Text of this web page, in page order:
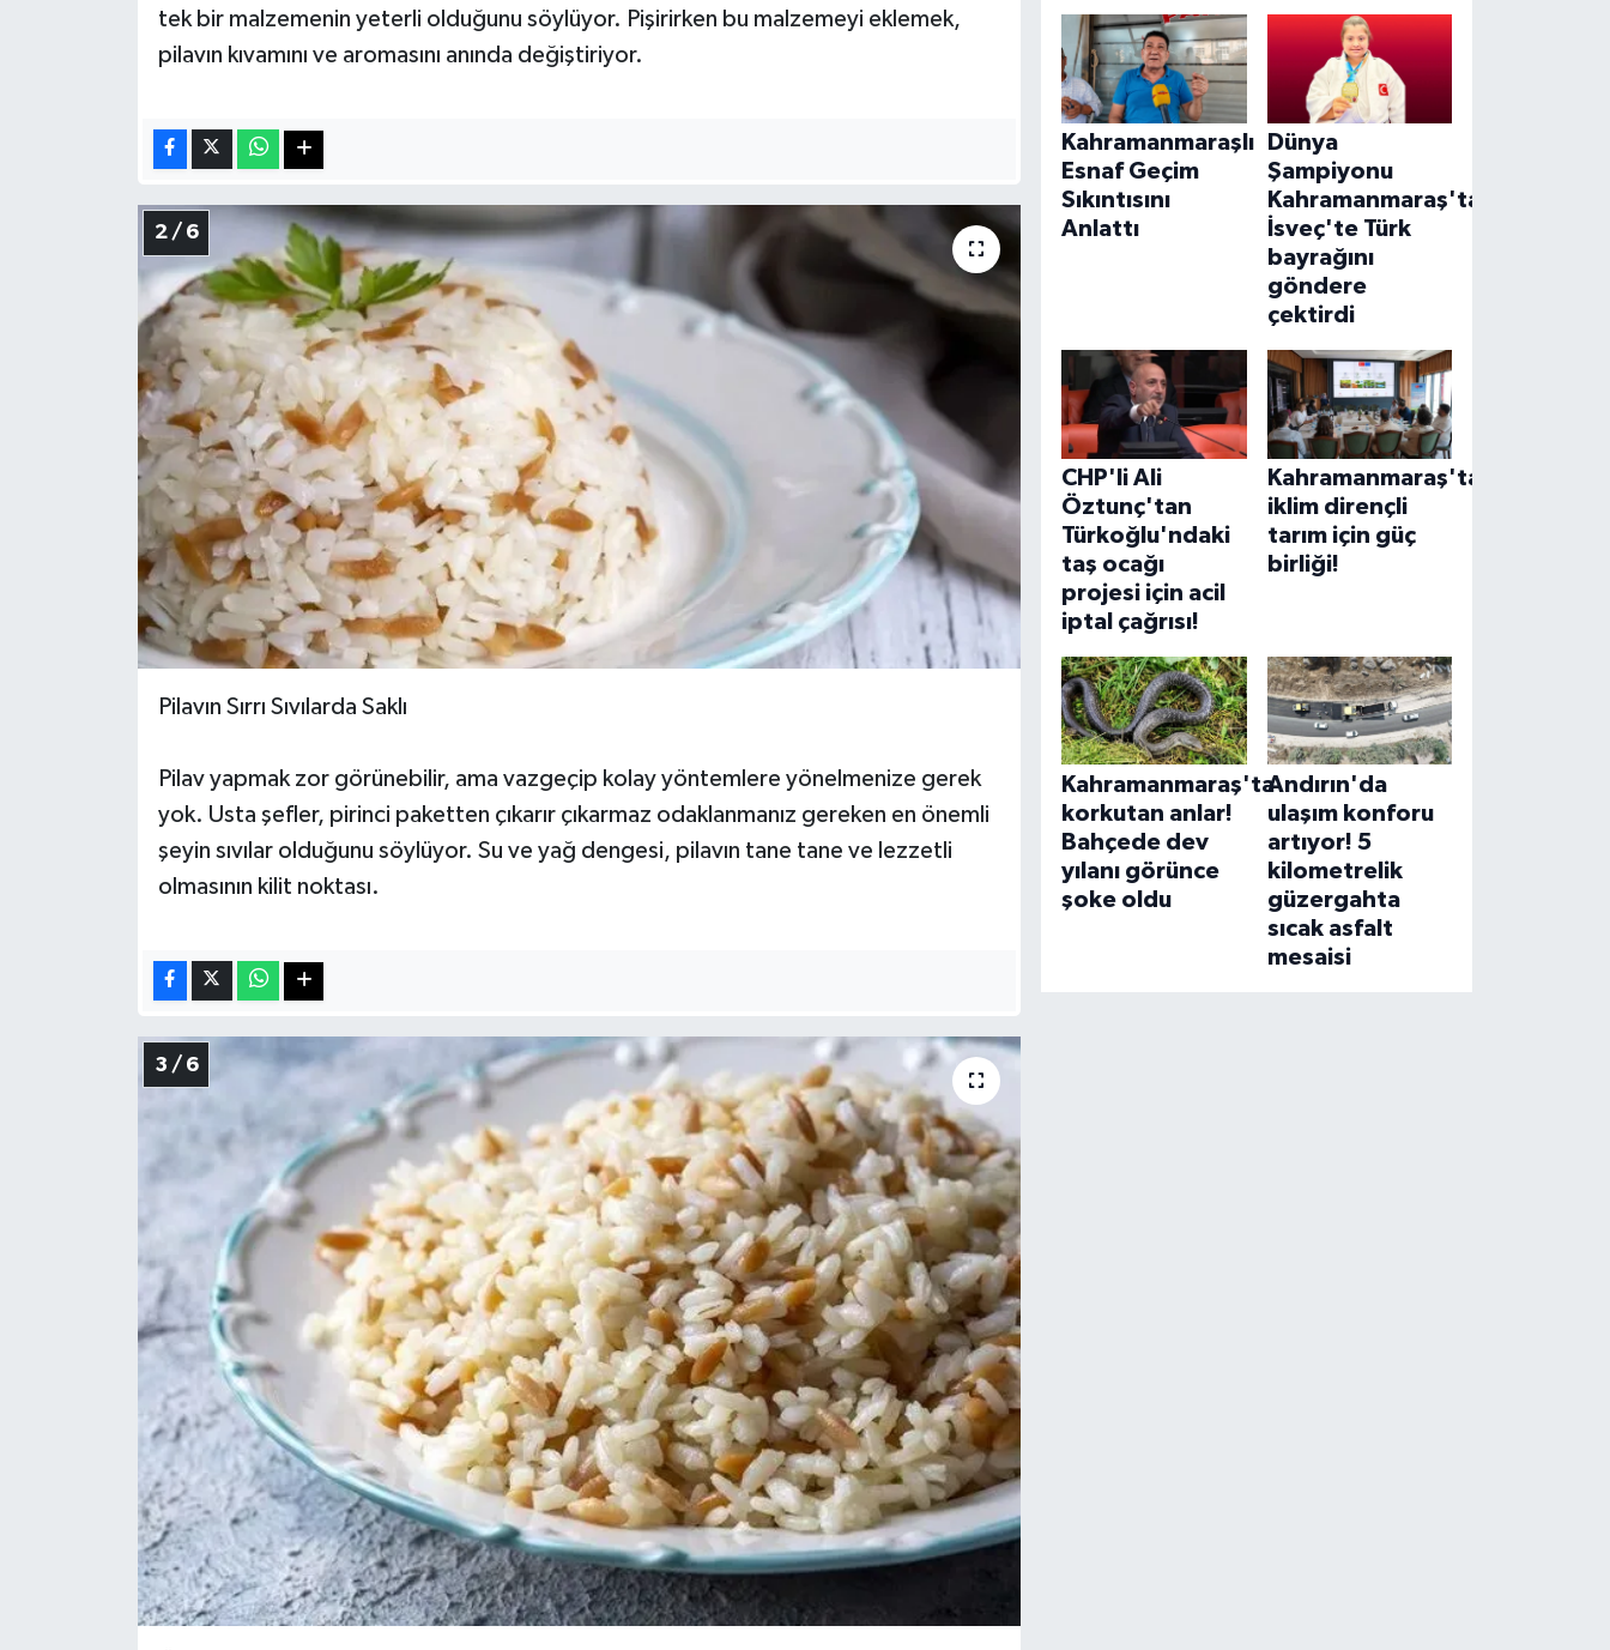
tek bir malzemenin yeterli olduğunu söylüyor. Pişirirken bu malzemeyi eklemek,
pilavın kıvamını ve aromasını anında değiştiriyor.
2 / 6
Pilavın Sırrı Sıvılarda Saklı
Pilav yapmak zor görünebilir, ama vazgeçip kolay yöntemlere yönelmenize gerek
yok. Usta şefler, pirinci paketten çıkarır çıkarmaz odaklanmanız gereken en önemli
şeyin sıvılar olduğunu söylüyor. Su ve yağ dengesi, pilavın tane tane ve lezzetli
olmasının kilit noktası.
3 / 6
Kahramanmaraşlı
Esnaf Geçim
Sıkıntısını
Anlattı
Dünya
Şampiyonu
Kahramanmaraş'tan!
İsveç'te Türk
bayrağını
göndere
çektirdi
CHP'li Ali
Öztunç'tan
Türkoğlu'ndaki
taş ocağı
projesi için acil
iptal çağrısı!
Kahramanmaraş'ta
iklim dirençli
tarım için güç
birliği!
Kahramanmaraş'ta
korkutan anlar!
Bahçede dev
yılanı görünce
şoke oldu
Andırın'da
ulaşım konforu
artıyor! 5
kilometrelik
güzergahta
sıcak asfalt
mesaisi